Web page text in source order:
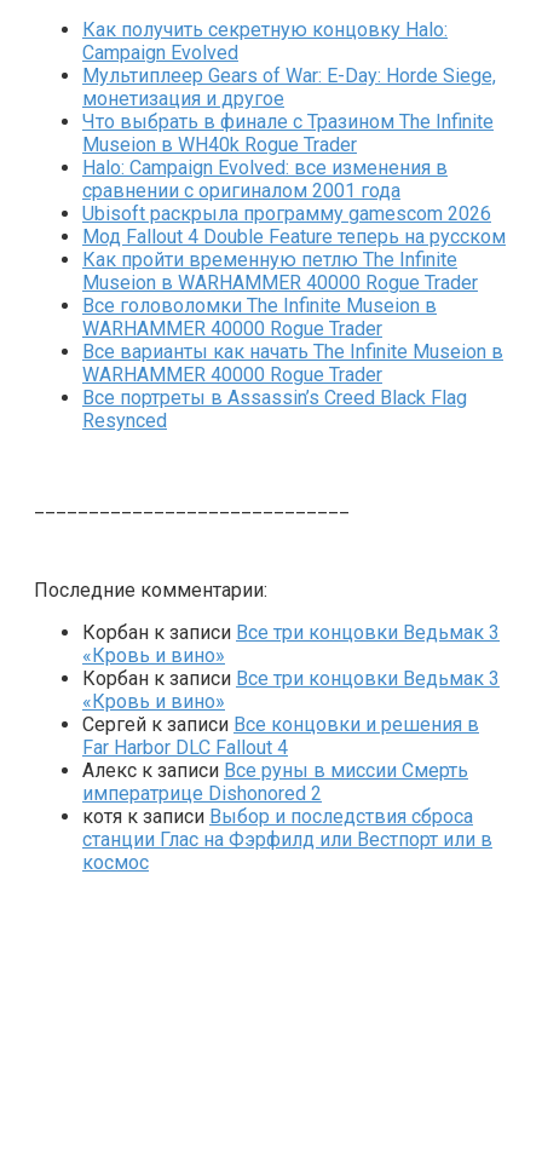
Как получить секретную концовку Halo:
Campaign Evolved
Мультиплеер Gears of War: E-Day: Horde Siege,
монетизация и другое
Что выбрать в финале с Тразином The Infinite
Museion в WH40k Rogue Trader
Halo: Campaign Evolved: все изменения в
сравнении с оригиналом 2001 года
Ubisoft раскрыла программу gamescom 2026
Мод Fallout 4 Double Feature теперь на русском
Как пройти временную петлю The Infinite
Museion в WARHAMMER 40000 Rogue Trader
Все головоломки The Infinite Museion в
WARHAMMER 40000 Rogue Trader
Все варианты как начать The Infinite Museion в
WARHAMMER 40000 Rogue Trader
Все портреты в Assassin’s Creed Black Flag
Resynced
Последние комментарии:
Корбан к записи Все три концовки Ведьмак 3
«Кровь и вино»
Корбан к записи Все три концовки Ведьмак 3
«Кровь и вино»
Сергей к записи Все концовки и решения в
Far Harbor DLC Fallout 4
Алекс к записи Все руны в миссии Смерть
императрице Dishonored 2
котя к записи Выбор и последствия сброса
станции Глас на Фэрфилд или Вестпорт или в
космос